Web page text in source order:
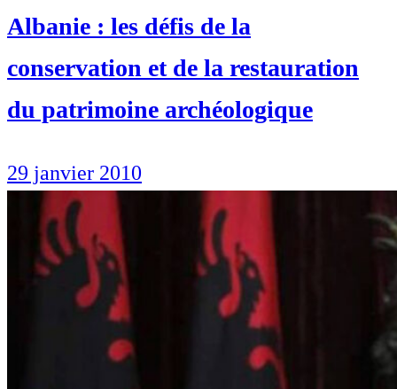
Albanie : les défis de la
conservation et de la restauration
du patrimoine archéologique
29 janvier 2010